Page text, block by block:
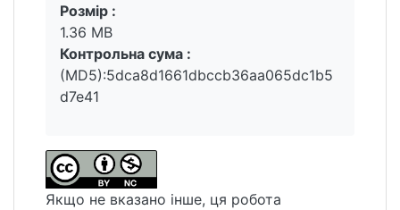
Розмір :
1.36 MB
Контрольна сума :
(MD5):5dca8d1661dbccb36aa065dc1b5
d7e41
Якщо не вказано інше, ця робота